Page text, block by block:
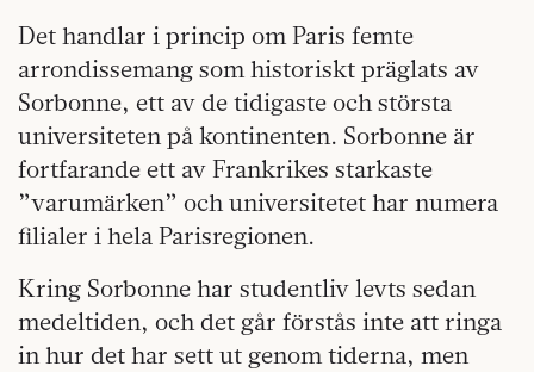
Det handlar i princip om Paris femte
arrondissemang som historiskt präglats av
Sorbonne, ett av de tidigaste och största
universiteten på kontinenten. Sorbonne är
fortfarande ett av Frankrikes starkaste
”varumärken” och universitetet har numera
filialer i hela Parisregionen.
Kring Sorbonne har studentliv levts sedan
medeltiden, och det går förstås inte att ringa
in hur det har sett ut genom tiderna, men